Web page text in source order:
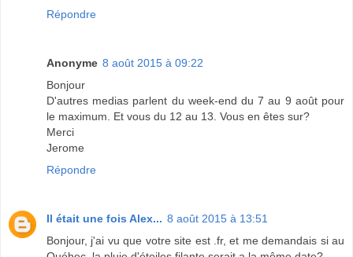
Répondre
Anonyme 8 août 2015 à 09:22
Bonjour
D'autres medias parlent du week-end du 7 au 9 août pour
le maximum. Et vous du 12 au 13. Vous en êtes sur?
Merci
Jerome
Répondre
Il était une fois Alex... 8 août 2015 à 13:51
Bonjour, j'ai vu que votre site est .fr, et me demandais si au